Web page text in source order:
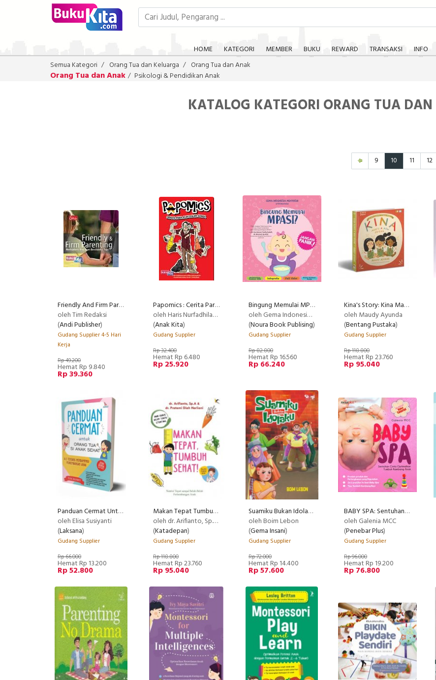
HOME KATEGORI MEMBER BUKU REWARD TRANSAKSI INFO
Semua Kategori
Orang Tua dan Keluarga Orang Tua dan Anak
Orang Tua dan Anak Psikologi & Pendidikan Anak
KATALOG KATEGORI ORANG TUA
9 10 11 12
Friendly And Firm Parenting, Mendisiplinkan Anak Secara Bersahabat Dan Tegas
oleh Tim Redaksi
(Andi Publisher)
Gudang Supplier 4-5 Hari
Kerja
Rp 49.200
Hemat Rp 9.840
Rp 39.360
Papomics : Cerita Para Ayah dalam Komik
oleh Haris Nurfadhilah, Harry Martawijaya, Muhammad Nurul Islam, Oyasujiwo
(Anak Kita)
Gudang Supplier
Rp 32.400
Hemat Rp 6.480
Rp 25.920
Bingung Memulai MPASI? RECOMMENDED
oleh Gema Indonesia Menyusui @tipsmenyusui
(Noura Book Publising)
Gudang Supplier
Rp 82.800
Hemat Rp 16.560
Rp 66.240
Kina's Story: Kina Makes a New Friend
oleh Maudy Ayunda
(Bentang Pustaka)
Gudang Supplier
Rp 118.800
Hemat Rp 23.760
Rp 95.040
Panduan Cermat Untuk Orang Tua Si Anak Sehat
oleh Elisa Susiyanti
(Laksana)
Gudang Supplier
Rp 66.000
Hemat Rp 13.200
Rp 52.800
Makan Tepat Tumbuh Sehat [Free Blocknote]
oleh dr. Arifianto, Sp.A, & dr. Pratami Diah Herliani
(Katadepan)
Gudang Supplier
Rp 118.800
Hemat Rp 23.760
Rp 95.040
Suamiku Bukan Idolaku
oleh Boim Lebon
(Gema Insani)
Gudang Supplier
Rp 72.000
Hemat Rp 14.400
Rp 57.600
BABY SPA: Sentuhan Cinta Optimalkan Tumbuh Kembang Anak
oleh Galenia MCC
(Penebar Plus)
Gudang Supplier
Rp 96.000
Hemat Rp 19.200
Rp 76.800